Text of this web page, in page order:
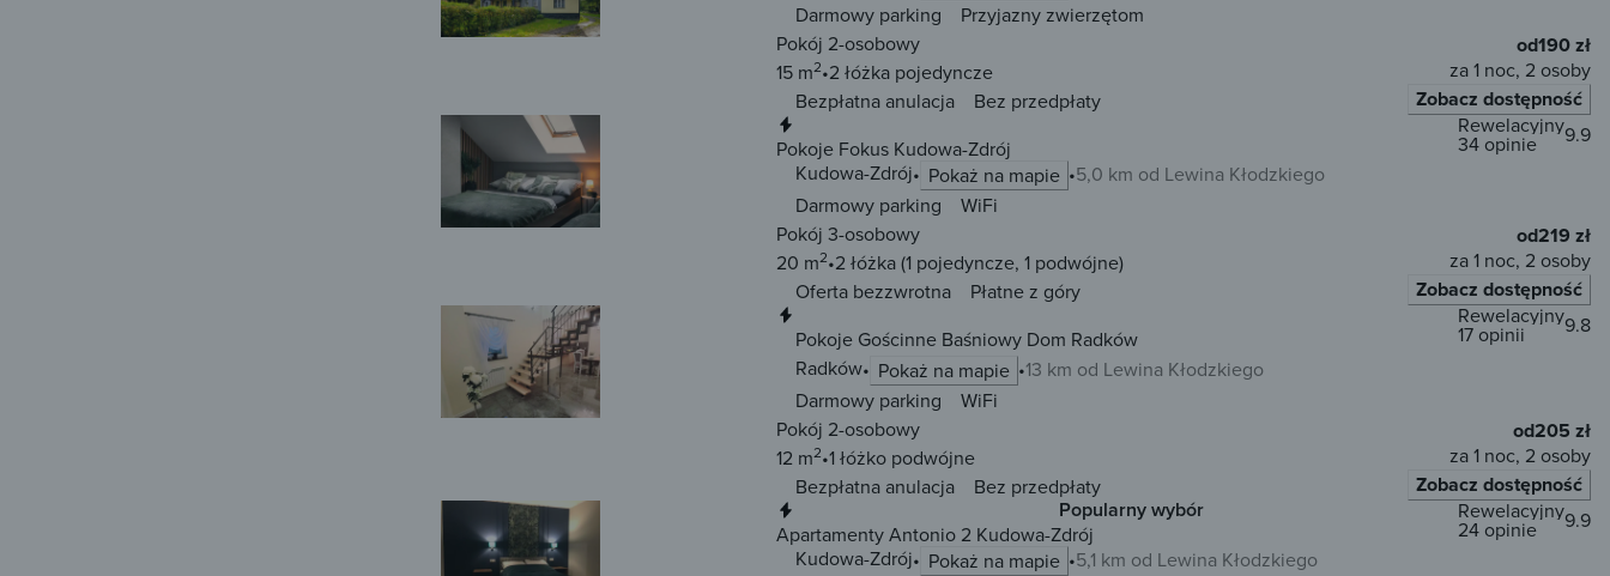
Darmowy parking
Przyjazny zwierzętom
Pokój 2-osobowy
15 m2 2 łóżka pojedyncze
Bezpłatna anulacja
Bez przedpłaty
od190 zł
za 1 noc, 2 osoby
Zobacz dostępność
Pokoje Fokus Kudowa-Zdrój
Kudowa-Zdrój
Pokaż na mapie 5,0 km od Lewina Kłodzkiego
9.9
Rewelacyjny
34 opinie
Darmowy parking
WiFi
Pokój 3-osobowy
20 m2 2 łóżka(1 pojedyncze, 1 podwójne)
Oferta bezzwrotna
Płatne z góry
od219 zł
za 1 noc, 2 osoby
Zobacz dostępność
Pokoje Gościnne Baśniowy Dom Radków
Radków
Pokaż na mapie 13 km od Lewina Kłodzkiego
9.8
Rewelacyjny
17 opinii
Darmowy parking
WiFi
Pokój 2-osobowy
12 m2 1 łóżko podwójne
Bezpłatna anulacja
Bez przedpłaty
od205 zł
za 1 noc, 2 osoby
Zobacz dostępność
Popularny wybór
Apartamenty Antonio 2 Kudowa-Zdrój
Kudowa-Zdrój
Pokaż na mapie 5,1 km od Lewina Kłodzkiego
9.9
Rewelacyjny
24 opinie